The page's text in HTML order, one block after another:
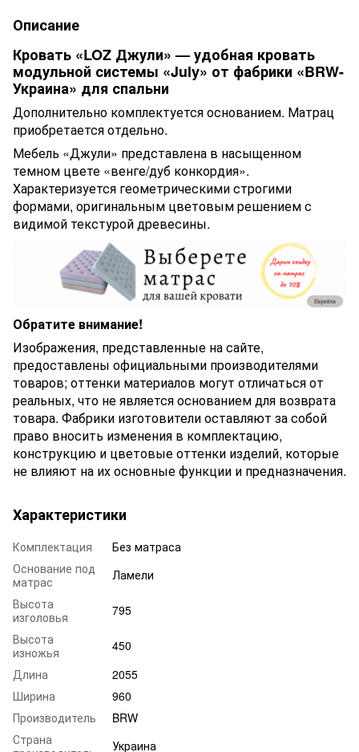
Описание
Кровать «LOZ Джули» — удобная кровать
модульной системы «July» от фабрики «BRW-
Украина» для спальни
Дополнительно комплектуется основанием. Матрац
приобретается отдельно.
Мебель «Джули» представлена в насыщенном
темном цвете «венге/дуб конкордия».
Характеризуется геометрическими строгими
формами, оригинальным цветовым решением с
видимой текстурой древесины.
Обратите внимание!
Изображения, представленные на сайте,
предоставлены официальными производителями
товаров; оттенки материалов могут отличаться от
реальных, что не является основанием для возврата
товара. Фабрики изготовители оставляют за собой
право вносить изменения в комплектацию,
конструкцию и цветовые оттенки изделий, которые
не влияют на их основные функции и предназначения.
Характеристики
Комплектация
Без матраса
Основание под
матрас
Ламели
Высота
изголовья
795
Высота
изножья
450
Длина
2055
Ширина
960
Производитель
BRW
Страна
Украина